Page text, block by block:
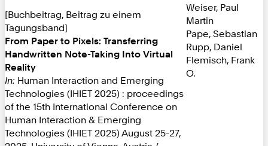
[Buchbeitrag, Beitrag zu einem
Tagungsband]
From Paper to Pixels: Transferring
Handwritten Note-Taking Into Virtual
Reality
In: Human Interaction and Emerging
Technologies (IHIET 2025) : proceedings
of the 15th International Conference on
Human Interaction & Emerging
Technologies (IHIET 2025) August 25-27,
Weiser, Paul
Martin
Pape, Sebastian
Rupp, Daniel
Flemisch, Frank
O.